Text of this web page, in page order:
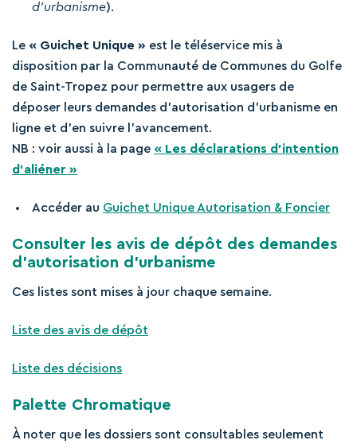
d’urbanisme).
Le « Guichet Unique » est le téléservice mis à
disposition par la Communauté de Communes du Golfe
de Saint-Tropez pour permettre aux usagers de
déposer leurs demandes d’autorisation d’urbanisme en
ligne et d’en suivre l’avancement.
NB : voir aussi à la page « Les déclarations d’intention
d’aliéner »
Accéder au Guichet Unique Autorisation & Foncier
Consulter les avis de dépôt des demandes
d’autorisation d’urbanisme
Ces listes sont mises à jour chaque semaine.
Liste des avis de dépôt
Liste des décisions
Palette Chromatique
À noter que les dossiers sont consultables seulement